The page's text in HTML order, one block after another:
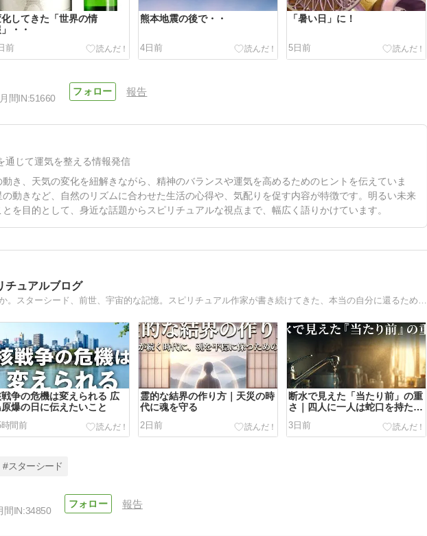
化してきた「世界の情
・・
前
熊本地震の後で・・
4日前
「暑い日」に！
5日前
月間IN:51660
報告
通じて運気を整える情報発信
き、天気の変化を紐解きながら、精神のバランスや運気を高めるためのヒントを伝えていま
動きなど、自然のリズムに合わせた生活の心得や、気配りを促す内容が特徴です。明るい未来
を目的として、身近な話題からスピリチュアルな視点まで、幅広く語りかけています。
チュアルブログ
あなたの魂は、どこから来たのか。スターシード、前世、宇宙的な記憶。スピリチュアル作家が書き続けてきた、本当の自分に還るための言葉。明日の見え方が少し変わる、そんなブログ。
戦争の危機は変えられる 広
爆の日に伝えたいこと
時間前
霊的な結界の作り方｜天災の時
代に魂を守る
2日前
断水で見えた「当たり前」の重
さ｜四人に一人は蛇口を持たな
3日前
#スターシード
間IN:34850
報告